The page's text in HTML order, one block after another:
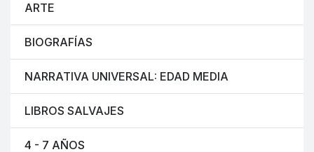
ARTE
BIOGRAFÍAS
NARRATIVA UNIVERSAL: EDAD MEDIA
LIBROS SALVAJES
4 - 7 AÑOS